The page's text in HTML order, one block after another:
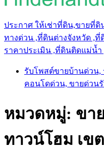
ประกาศ ให้เช่าที่ดิน,ขายที่
ทางด่วน ,ที่ดินต่างจังหวัด ,ที่
ราคาประเมิน ,ที่ดินติดแม่น้
รับโพสต์ขายบ้านด่วน,
คอนโดด่วน, ขายด่วน
หมวดหมู่: ขา
ทาวน์โฮม เข